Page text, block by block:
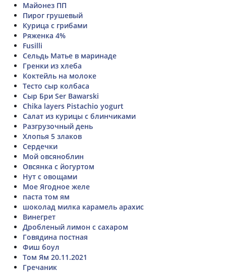
Майонез ПП
Пирог грушевый
Курица с грибами
Ряженка 4%
Fusilli
Сельдь Матье в маринаде
Гренки из хлеба
Коктейль на молоке
Тесто сыр колбаса
Сыр Бри Ser Bawarski
Chika layers Pistachio yogurt
Салат из курицы с блинчиками
Разгрузочный день
Хлопья 5 злаков
Сердечки
Мой овсяноблин
Овсянка с йогуртом
Нут с овощами
Мое Ягодное желе
паста том ям
шоколад милка карамель арахис
Винегрет
Дробленый лимон с сахаром
Говядина постная
Фиш боул
Том Ям 20.11.2021
Гречаник